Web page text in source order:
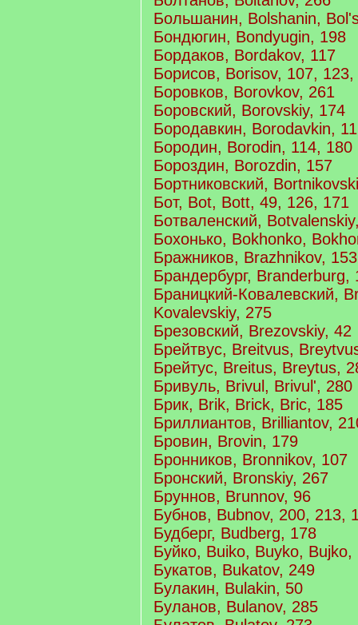
Большанин, Bolshanin,
Бондюгин, Bondyugin, 198
Бордаков, Bordakov, 117
Борисов, Borisov, 107,
Боровков, Borovkov, 261
Боровский, Borovskiy, 174
Бородавкин, Borodavkin,
Бородин, Borodin, 114, 180
Бороздин, Borozdin, 157
Бортниковский,
Бот, Bot, Bott, 49, 126, 171
Ботваленский,
Бохонько, Bokhonko,
Бражников, Brazhnikov, 153
Брандербург, Branderburg,
Браницкий-Ковалевский,
Kovalevskiy, 275
Брезовский, Brezovskiy, 42
Брейтвус, Breitvus,
Брейтус, Breitus, Breytus,
Бривуль, Brivul, Brivul', 280
Брик, Brik, Brick, Bric, 185
Бриллиантов, Brilliantov,
Бровин, Brovin, 179
Бронников, Bronnikov, 107
Бронский, Bronskiy, 267
Бруннов, Brunnov, 96
Бубнов, Bubnov, 200, 213,
Будберг, Budberg, 178
Буйко, Buiko, Buyko, Bujko,
Букатов, Bukatov, 249
Булакин, Bulakin, 50
Буланов, Bulanov, 285